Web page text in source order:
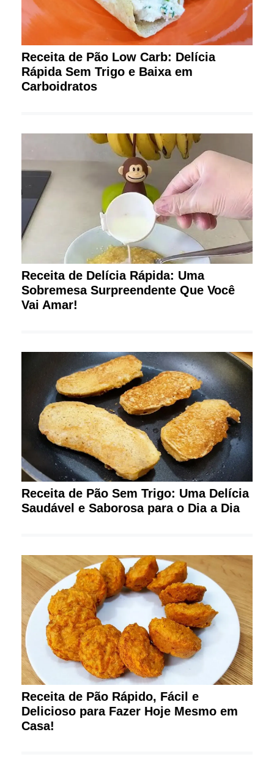
Receita de Pão Low Carb: Delícia
Rápida Sem Trigo e Baixa em
Carboidratos
Receita de Delícia Rápida: Uma
Sobremesa Surpreendente Que Você
Vai Amar!
Receita de Pão Sem Trigo: Uma Delícia
Saudável e Saborosa para o Dia a Dia
Receita de Pão Rápido, Fácil e
Delicioso para Fazer Hoje Mesmo em
Casa!